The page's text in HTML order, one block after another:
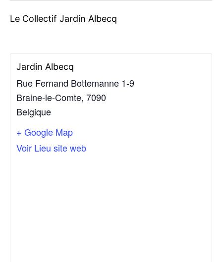
Le Collectif Jardin Albecq
Jardin Albecq
Rue Fernand Bottemanne 1-9
Braine-le-Comte, 7090
Belgique
+ Google Map
Voir Lieu site web